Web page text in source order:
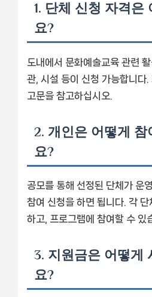
1. 단체 신청 자격은
요?
도내에서 문화예술교육 관련
관, 시설 등이 신청 가능합니다
고문을 참고하십시오.
2. 개인은 어떻게 참
요?
공모를 통해 선정된 단체가 운
참여 신청을 하면 됩니다. 각
하고, 프로그램에 참여할 수 있
3. 지원금은 어떻게
요?